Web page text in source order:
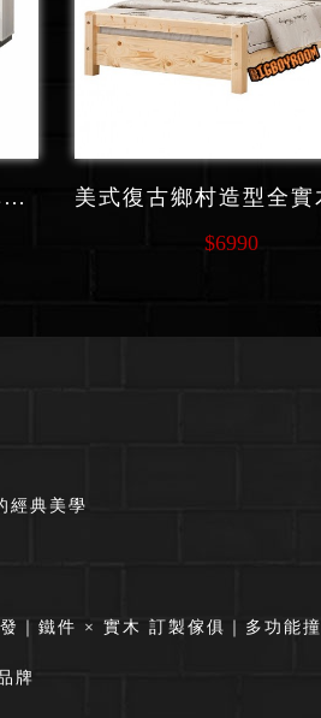
北歐造型 多重收納功能 單人床組 F35
$6990
經典美學
｜鐵件 × 實木 訂製傢俱 ｜ 多功能
牌